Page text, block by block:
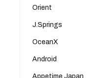
Orient
J.Springs
OceanX
Android
Appetime Japan